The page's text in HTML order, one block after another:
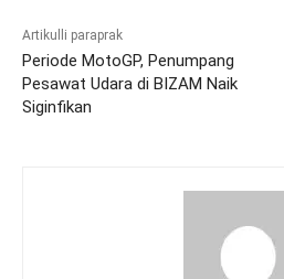
Artikulli paraprak
Periode MotoGP, Penumpang
Pesawat Udara di BIZAM Naik
Siginfikan